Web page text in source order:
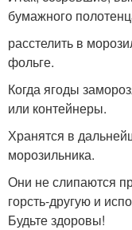
бумажного
расстелить в
фольге.
Когда ягоды
или контейнеры.
Хранятся в
морозильника.
Они не слипаются
горсть-другую и
Будьте здоровы!